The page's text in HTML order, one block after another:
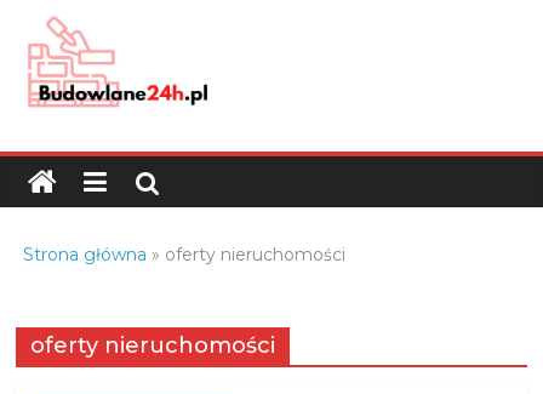
content
Budowlane24h.pl
portal
budowlany
z
Strona główna » oferty nieruchomości
oferty nieruchomości